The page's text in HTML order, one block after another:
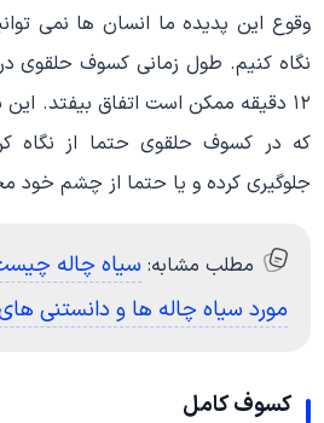
وقوع این پدیده ما انسان ها نمی
۱۲ دقیقه ممکن است اتفاق بیفتد.
که در کسوف حلقوی حتما از نگاه
جلوگیری کرده و یا حتما از چشم خود
مطلب مشابه: سیاه چاله
مورد سیاه چاله ها و دانستنی
کسوف کامل